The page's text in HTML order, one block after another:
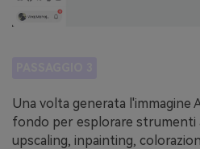
Una volta generata l'immagine
fondo per esplorare strumenti
upscaling, inpainting,